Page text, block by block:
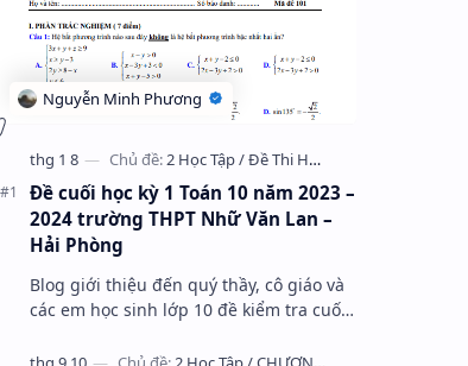
Đề cuối học kỳ 1 Toán 10 năm 2023 –
2024 trường THPT Nhữ Văn Lan –
Hải Phòng
Blog giới thiệu đến quý thầy, cô giáo và
các em học sinh lớp 10 đề kiểm tra cuối
2024 trường THPT Nhữ Văn Lan, th…